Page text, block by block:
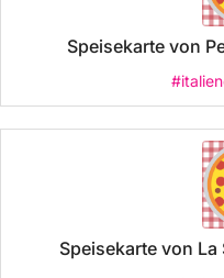
Speisekarte von
Speisekarte von